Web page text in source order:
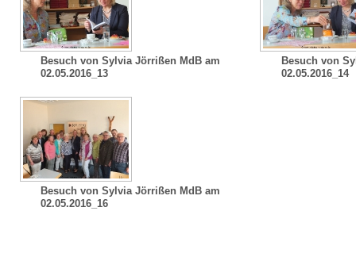
Besuch von Sylvia Jörrißen MdB am
02.05.2016_13
Besuch von
02.05.2016_14
Besuch von Sylvia Jörrißen MdB am
02.05.2016_16